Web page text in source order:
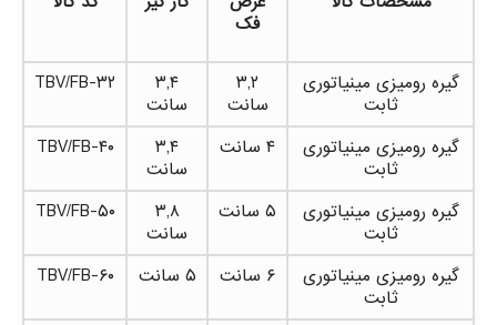
فک
گیره رومیزی مینیاتوری
ثابت
۳,۲
سانت
۳,۴
سانت
TBV/FB-۳۲
گیره رومیزی مینیاتوری
ثابت
۴ سانت
۳,۴
سانت
TBV/FB-۴۰
گیره رومیزی مینیاتوری
ثابت
۵ سانت
۳,۸
سانت
TBV/FB-۵۰
گیره رومیزی مینیاتوری
ثابت
۶ سانت ۵ سانت TBV/FB-۶۰